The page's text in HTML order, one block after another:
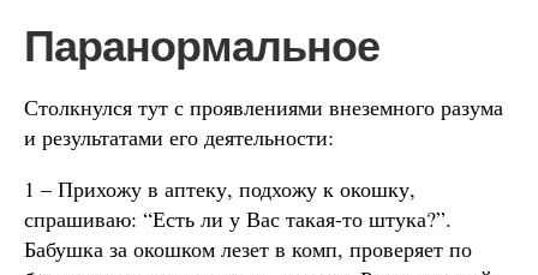
Паранормальное
Столкнулся тут с проявлениями внеземного разума
и результатами его деятельности:
1 – Прихожу в аптеку, подхожу к окошку,
спрашиваю: “Есть ли у Вас такая-то штука?”.
Бабушка за окошком лезет в комп, проверяет по